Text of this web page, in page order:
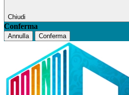
Chiudi
Conferma
Annulla Conferma